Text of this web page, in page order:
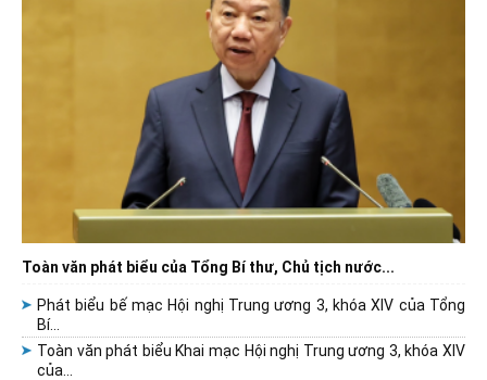
Toàn văn phát biểu của Tổng Bí thư, Chủ tịch nước...
Phát biểu bế mạc Hội nghị Trung ương 3, khóa XIV của Tổng
Bí...
Toàn văn phát biểu Khai mạc Hội nghị Trung ương 3, khóa XIV
của...